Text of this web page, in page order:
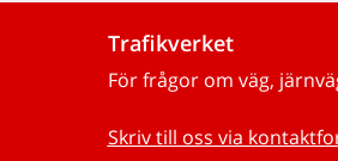
Trafikverket
För frågor om väg,
Skriv till oss via